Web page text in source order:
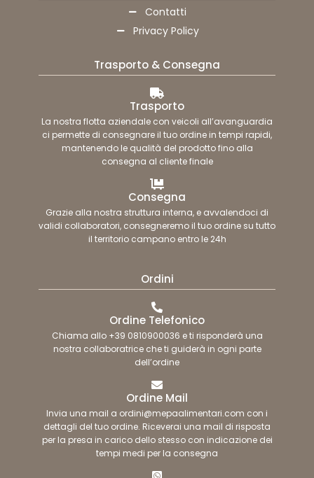
Contatti
Privacy Policy
Trasporto & Consegna
Trasporto
La nostra flotta aziendale con veicoli all’avanguardia
ci permette di consegnare il tuo ordine in tempi rapidi,
mantenendo le qualità del prodotto fino alla
consegna al cliente finale
Consegna
Grazie alla nostra struttura interna, e avvalendoci di
validi collaboratori, consegneremo il tuo ordine su tutto
il territorio campano entro le 24h
Ordini
Ordine Telefonico
Chiama allo +39 0810900036 e ti risponderà una
nostra collaboratrice che ti guiderà in ogni parte
dell’ordine
Ordine Mail
Invia una mail a ordini@mepaalimentari.com con i
dettagli del tuo ordine. Riceverai una mail di risposta
per la presa in carico dello stesso con indicazione dei
tempi medi per la consegna